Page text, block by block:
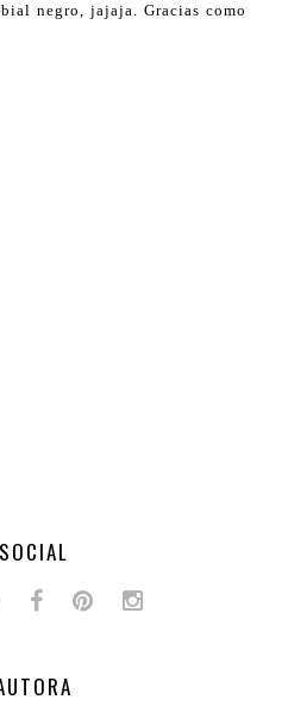
negro, jajaja. Gracias como
SOCIAL